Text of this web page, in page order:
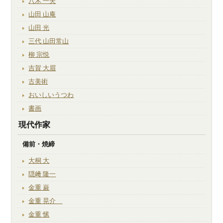
山田 山庵
山田 光
三代 山田常山
柳 宗悦
吉賀 大眉
古美術
おいしいうつわ
書画
現代作家
備前・焼締
大桐 大
隠﨑 隆一
金重 巌
金重 晃介
金重 愫